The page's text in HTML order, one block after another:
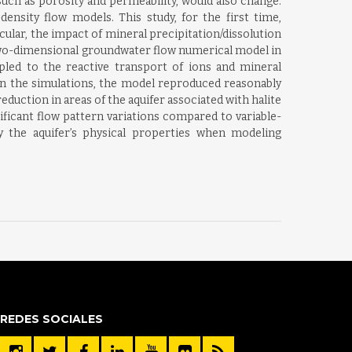
flow models. This study, for the first time,
the impact of mineral precipitation/dissolution
dimensional groundwater flow numerical model in
to the reactive transport of ions and mineral
the simulations, the model reproduced reasonably
in areas of the aquifer associated with halite
flow pattern variations compared to variable-
aquifer’s physical properties when modeling
REDES SOCIALES